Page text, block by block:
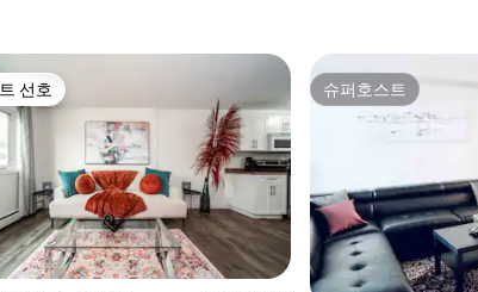
선호
선호 슈퍼호스트
슈퍼호스트